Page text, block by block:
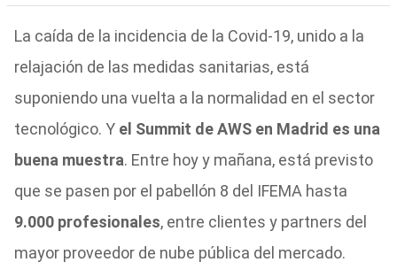
La caída de la incidencia de la Covid-19, unido a la
relajación de las medidas sanitarias, está
suponiendo una vuelta a la normalidad en el sector
tecnológico. Y el Summit de AWS en Madrid es una
buena muestra. Entre hoy y mañana, está previsto
que se pasen por el pabellón 8 del IFEMA hasta
9.000 profesionales, entre clientes y partners del
mayor proveedor de nube pública del mercado.